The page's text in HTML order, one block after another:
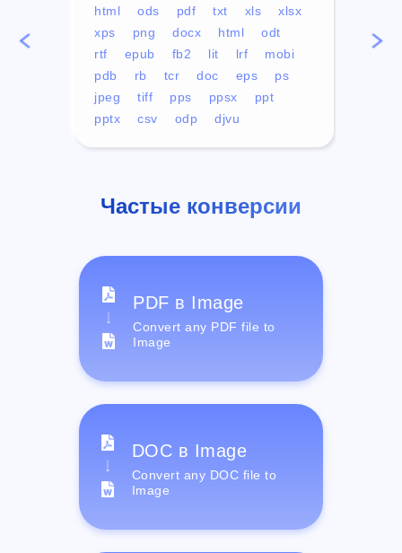
html ods pdf txt xls
xlsx
xps
png docx html
odt
rtf
epub fb2 lit lrf
mobi
pdb
rb tcr doc eps
ps
jpeg
tiff pps ppsx
ppt
pptx
csv odp djvu
mp4
Частые конверсии
PDF в Image
Convert any PDF file to
Image
DOC в Image
Convert any DOC file to
Image